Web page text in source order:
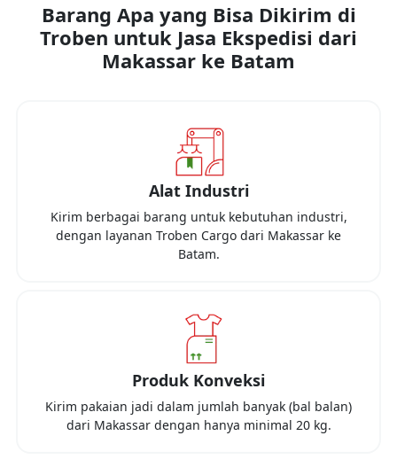
Barang Apa yang Bisa Dikirim di
Troben untuk Jasa Ekspedisi dari
Makassar ke Batam
Alat Industri
Kirim berbagai barang untuk kebutuhan industri,
dengan layanan Troben Cargo dari Makassar ke
Batam.
Produk Konveksi
Kirim pakaian jadi dalam jumlah banyak (bal balan)
dari Makassardengan hanya minimal 20 kg.